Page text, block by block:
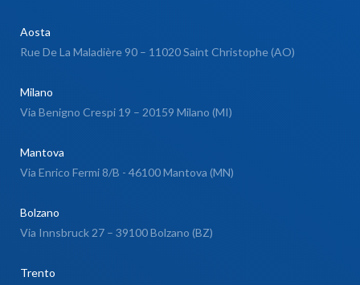
Aosta
Rue De La Maladière 90 – 11020 Saint Christophe (AO)
Milano
Via Benigno Crespi 19 – 20159 Milano (MI)
Mantova
Via Enrico Fermi 8/B - 46100 Mantova (MN)
Bolzano
Via Innsbruck 27 – 39100 Bolzano (BZ)
Trento